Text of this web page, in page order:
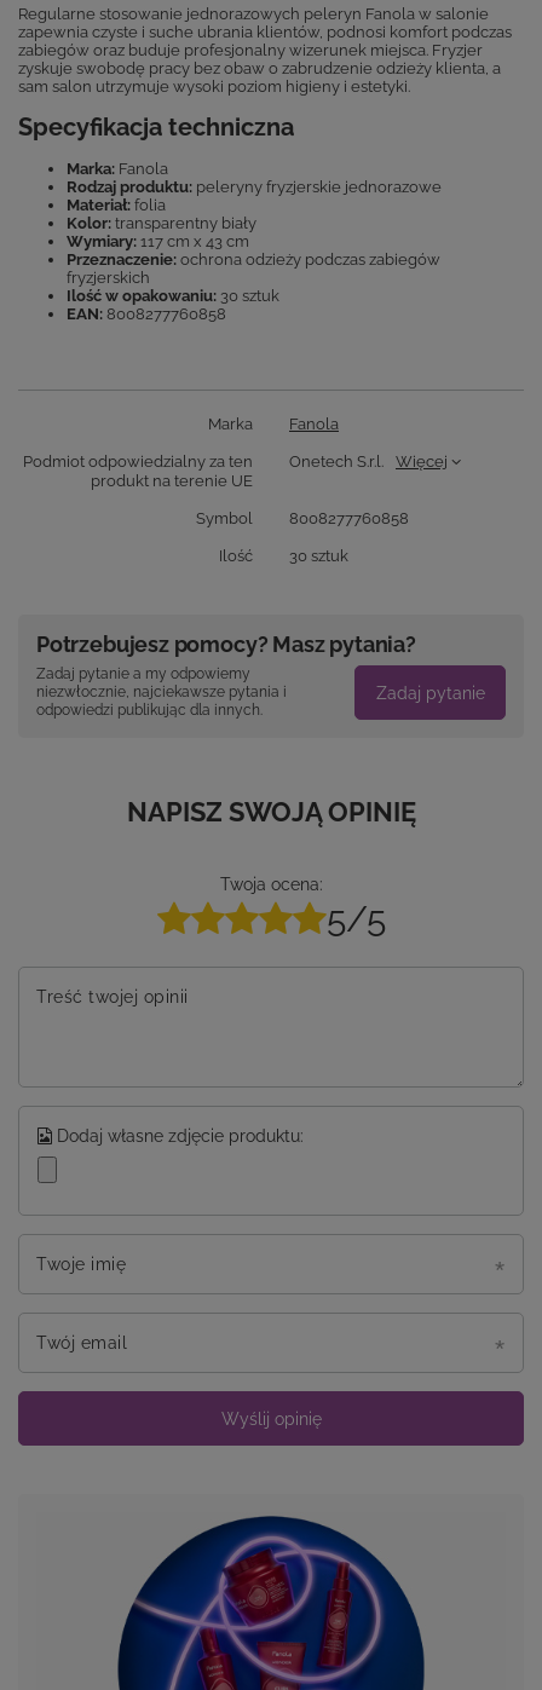
Regularne stosowanie jednorazowych peleryn Fanola w salonie
zapewnia czyste i suche ubrania klientów, podnosi komfort podczas
zabiegów oraz buduje profesjonalny wizerunek miejsca. Fryzjer
zyskuje swobodę pracy bez obaw o zabrudzenie odzieży klienta, a
sam salon utrzymuje wysoki poziom higieny i estetyki.
Specyfikacja techniczna
Marka: Fanola
Rodzaj produktu: peleryny fryzjerskie jednorazowe
Materiał: folia
Kolor: transparentny biały
Wymiary: 117 cm x 43 cm
Przeznaczenie: ochrona odzieży podczas zabiegów
fryzjerskich
Ilość w opakowaniu: 30 sztuk
EAN: 8008277760858
Marka Fanola
Podmiot odpowiedzialny za ten
produkt na terenie UE
Onetech S.r.l. Więcej
Symbol 8008277760858
Ilość 30 sztuk
Potrzebujesz pomocy? Masz pytania?
Zadaj pytanie a my odpowiemy
niezwłocznie, najciekawsze pytania i
odpowiedzi publikując dla innych.
Zadaj pytanie
NAPISZ SWOJĄ OPINIĘ
Twoja ocena:
5/5
Treść twojej opinii
Dodaj własne zdjęcie produktu:
Twoje imię
Twój email
Wyślij opinię